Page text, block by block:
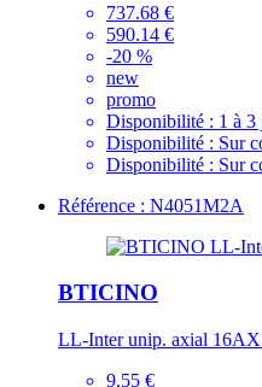
737.68 €
590.14 €
-20 %
new
promo
Disponibilité : 1 à 3
Disponibilité : Sur
Disponibilité : Sur
Référence : N4051M2A
BTICINO
LL-Inter unip. axial
9.55 €